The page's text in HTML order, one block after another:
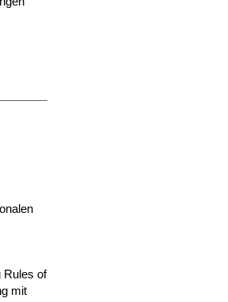
Rules of
mit